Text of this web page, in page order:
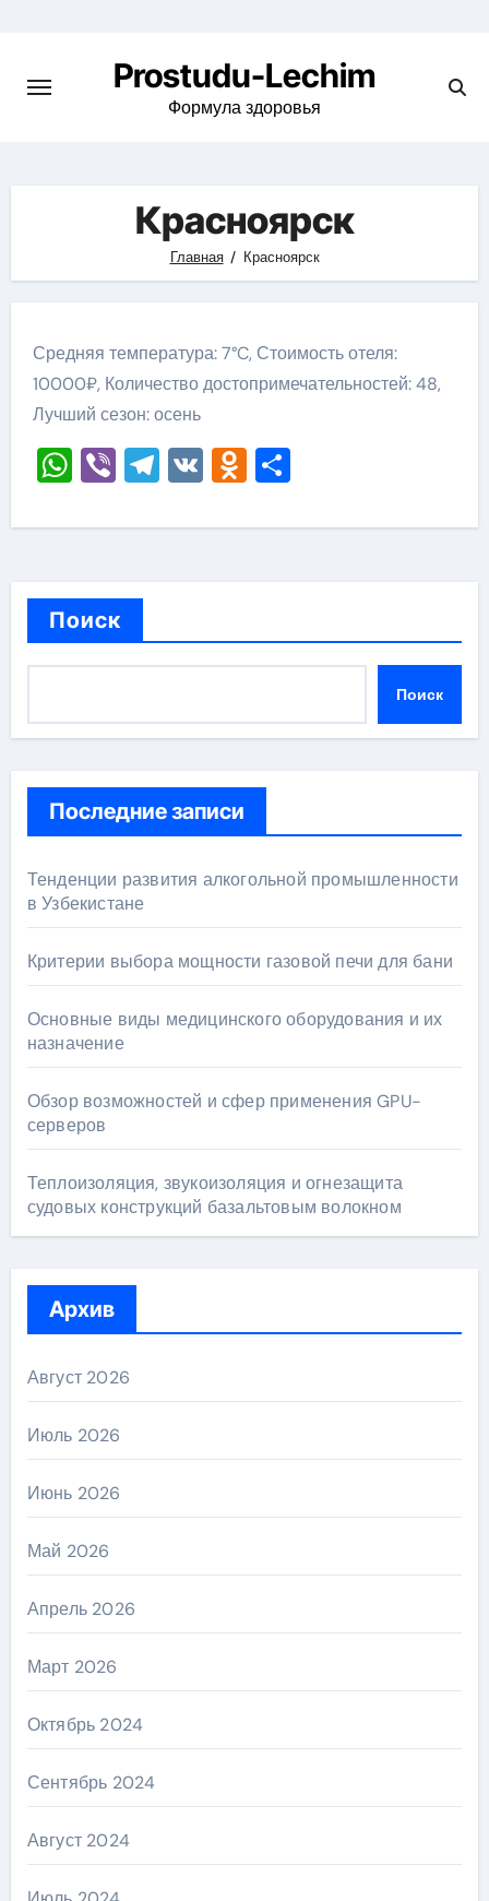
содержимому
Prostudu-Lechim
Формула здоровья
Красноярск
Главная Красноярск
Средняя температура: 7°C, Стоимость отеля:
10000₽, Количество достопримечательностей: 48,
Лучший сезон: осень
WhatsApp
ViberTelegram
VKOdnoklassniki
Отправить
Поиск
Поиск
Последние записи
Тенденции развития алкогольной промышленности
в Узбекистане
Критерии выбора мощности газовой печи для бани
Основные виды медицинского оборудования и их
назначение
Обзор возможностей и сфер применения GPU-
серверов
Теплоизоляция, звукоизоляция и огнезащита
судовых конструкций базальтовым волокном
Архив
Август 2026
Июль 2026
Июнь 2026
Май 2026
Апрель 2026
Март 2026
Октябрь 2024
Сентябрь 2024
Август 2024